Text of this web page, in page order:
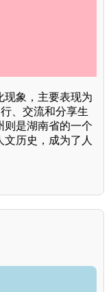
现象，主要表现为
、交流和分享生
则是湖南省的一个
历史，成为了人